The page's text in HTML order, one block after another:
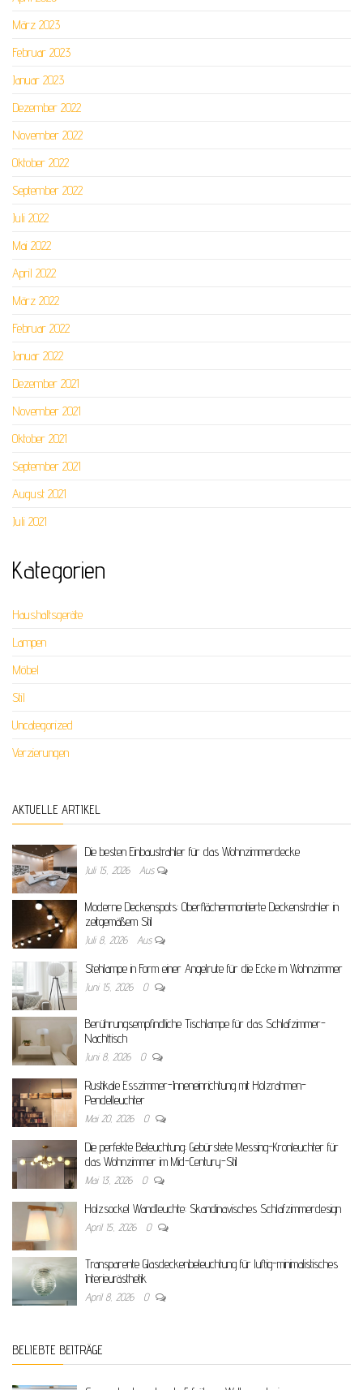
März 2023
Februar 2023
Januar 2023
Dezember 2022
November 2022
Oktober 2022
September 2022
Juli 2022
Mai 2022
April 2022
März 2022
Februar 2022
Januar 2022
Dezember 2021
November 2021
Oktober 2021
September 2021
August 2021
Juli 2021
Kategorien
Haushaltsgeräte
Lampen
Möbel
Stil
Uncategorized
Verzierungen
AKTUELLE ARTIKEL
Die besten Einbaustrahler für das Wohnzimmerdecke
Juli 15, 2026 Aus
Moderne Deckenspots: Oberflächenmontierte Deckenstrahler in
zeitgemäßem Stil
Juli 8, 2026 Aus
Stehlampe in Form einer Angelrute für die Ecke im Wohnzimmer
Juni 15, 2026 0
Berührungsempfindliche Tischlampe für das Schlafzimmer-
Nachttisch
Juni 8, 2026 0
Rustikale Esszimmer-Inneneinrichtung mit Holzrahmen-
Pendelleuchter
Mai 20, 2026 0
Die perfekte Beleuchtung: Gebürstete Messing-Kronleuchter für
das Wohnzimmer im Mid-Century-Stil
Mai 13, 2026 0
Holzsockel Wandleuchte: Skandinavisches Schlafzimmerdesign
April 15, 2026 0
Transparente Glasdeckenbeleuchtung für luftig-minimalistisches
Interieurästhetik
April 8, 2026 0
BELIEBTE BEITRÄGE